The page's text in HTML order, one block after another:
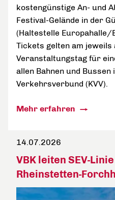
kostengünstige An- und
Festival-Gelände in der
(Haltestelle Europahalle/
Tickets gelten am
Veranstaltungstag für
allen Bahnen und
Verkehrsverbund (KVV).
Mehr erfahren
14.07.2026
VBK leiten SEV-
Rheinstetten-